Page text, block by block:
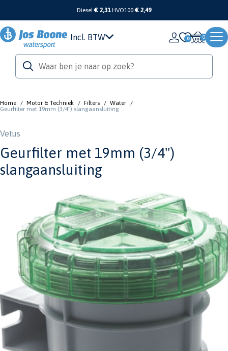
Diesel€ 2,31 HVO100 € 2,49
Incl. BTW 0
Home / Motor & Techniek / Filters / Water /
Geurfilter met 19mm (3/4") slangaansluiting
Vetus
Geurfilter met 19mm (3/4")
slangaansluiting